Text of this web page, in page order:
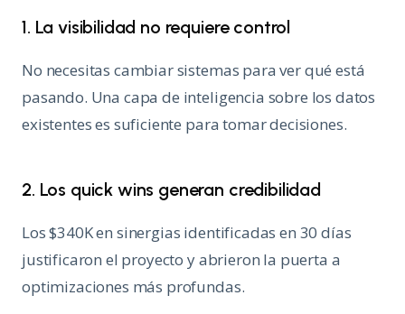
1. La visibilidad no requiere control
No necesitas cambiar sistemas para ver qué está
pasando. Una capa de inteligencia sobre los datos
existentes es suficiente para tomar decisiones.
2. Los quick wins generan credibilidad
Los $340K en sinergias identificadas en 30 días
justificaron el proyecto y abrieron la puerta a
optimizaciones más profundas.